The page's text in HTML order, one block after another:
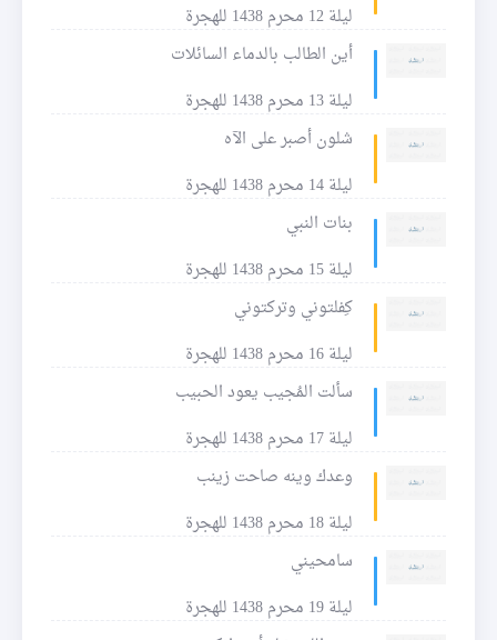
ليلة 12 محرم 1438 للهجرة
أين الطالب بالدماء السائلات
ليلة 13 محرم 1438 للهجرة
شلون أصبر على الآه
ليلة 14 محرم 1438 للهجرة
بنات النبي
ليلة 15 محرم 1438 للهجرة
كِفلتوني وتركتوني
ليلة 16 محرم 1438 للهجرة
سألت المُجيب يعود الحبيب
ليلة 17 محرم 1438 للهجرة
وعدك وينه صاحت زينب
ليلة 18 محرم 1438 للهجرة
سامحيني
ليلة 19 محرم 1438 للهجرة